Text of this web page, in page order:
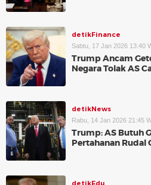
detikFinance
Sabtu, 17 Jan 2026 13:40
Trump Ancam
Negara Tolak AS
detikNews
Rabu, 14 Jan 2026 21:45
Trump: AS Butuh
Pertahanan Rudal
detikEdu